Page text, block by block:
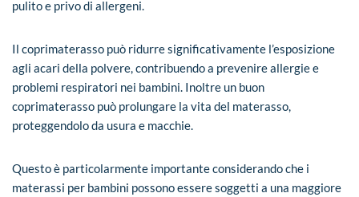
pulito e privo di allergeni.
Il coprimaterasso può ridurre significativamente l’esposizione
agli acari della polvere, contribuendo a prevenire allergie e
problemi respiratori nei bambini. Inoltre un buon
coprimaterasso può prolungare la vita del materasso,
proteggendolo da usura e macchie.
Questo è particolarmente importante considerando che i
materassi per bambini possono essere soggetti a una maggiore